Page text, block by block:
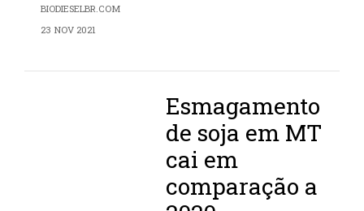
BIODIESELBR.COM
23 NOV 2021
Esmagamento
de soja em MT
cai em
comparação a